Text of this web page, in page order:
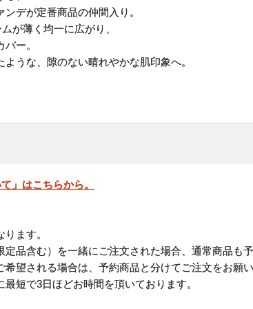
デが定番商品の仲間入り。
が薄く均一に広がり、
ー。
うな、隙のない晴れやかな肌印象へ。
」はこちらから。
ます。
定品含む）を一緒にご注文された場合、通常商品も
望される場合は、予約商品と分けてご注文をお願い
最短で3日ほどお時間を頂いております。